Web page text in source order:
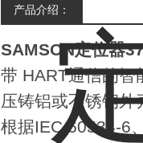
产品介绍：
SAMSON定位器
带 HART通信的智
压铸铝或不锈钢外
根据IEC 60534-6